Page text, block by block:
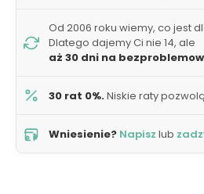
Od 2006 roku wiemy, co jest
Dlatego dajemy Ci nie 14, ale
aż 30 dni na
30 rat 0%.Niskie raty
Wniesienie? Napisz lub